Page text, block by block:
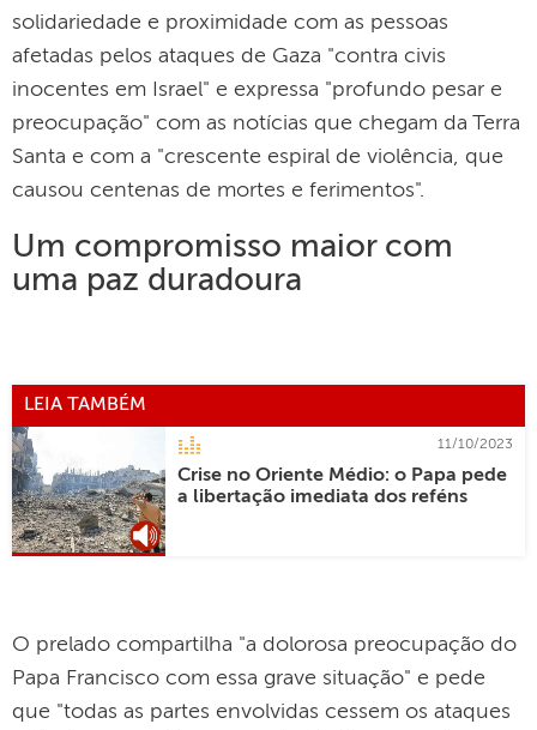
solidariedade e proximidade com as pessoas
afetadas pelos ataques de Gaza "contra civis
inocentes em Israel" e expressa "profundo pesar e
preocupação" com as notícias que chegam da Terra
Santa e com a "crescente espiral de violência, que
causou centenas de mortes e ferimentos".
Um compromisso maior com
uma paz duradoura
LEIA TAMBÉM
11/10/2023
Crise no Oriente Médio: o Papa pede
a libertação imediata dos reféns
O prelado compartilha "a dolorosa preocupação do
Papa Francisco com essa grave situação" e pede
que "todas as partes envolvidas cessem os ataques